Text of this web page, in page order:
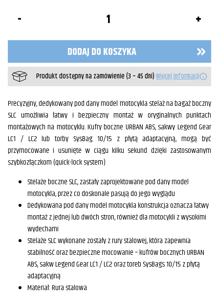
lewy
Motech
do
Honda
CB1100
(16-
20)
DODAJ DO KOSZYKA
Produkt dostępny na zamówienie (3 – 45 dni)Więcej informacji
Precyzyjny, dedykowany pod dany model motocykla stelaż na bagaż boczny
SLC umożliwia łatwy i bezpieczny montaż w oryginalnych punktach
montażowych na motocyklu. Kufry boczne URBAN ABS, sakwy Legend Gear
LC1 / LC2 lub torby SysBag 10/15 z płytą adaptacyjną, mogą być
przymocowane i usunięte w ciągu kilku sekund dzięki zastosowanym
szybkozłączkom (quick-lock system)
Stelaże boczne SLC, zastały zaprojektowane pod dany model
motocykla, przez co doskonale pasują do jego wyglądu
Dedykowana pod dany model motocykla konstrukcja oznacza łatwy
montaż z jednej lub dwóch stron, również dla motocykli z wysokimi
wydechami
Stelaże SLC wykonane zostały z rury stalowej, która zapewnia
stabilność oraz bezpieczne mocowanie – kufrów bocznych URBAN
ABS, sakw Legend Gear LC1 / LC2 oraz toreb SysBags 10/15 z płytą
adaptacyjną
Materiał: Rura stalowa